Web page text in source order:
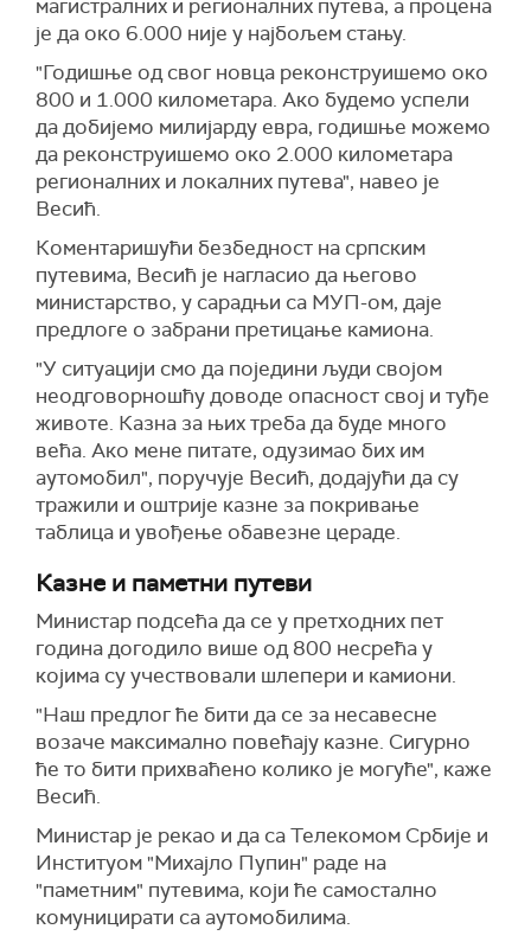
магистралних и регионалних путева, а процена
је да око 6.000 није у најбољем стању.
"Годишње од свог новца реконструишемо око
800 и 1.000 километара. Ако будемо успели
да добијемо милијарду евра, годишње можемо
да реконструишемо око 2.000 километара
регионалних и локалних путева", навео је
Весић.
Коментаришући безбедност на српским
путевима, Весић је нагласио да његово
министарство, у сарадњи са МУП-ом, даје
предлоге о забрани претицање камиона.
"У ситуацији смо да поједини људи својом
неодговорношћу доводе опасност свој и туђе
животе. Казна за њих треба да буде много
већа. Ако мене питате, одузимао бих им
аутомобил", поручује Весић, додајући да су
тражили и оштрије казне за покривање
таблица и увођење обавезне цераде.
Казне и паметни путеви
Министар подсећа да се у претходних пет
година догодило више од 800 несрећа у
којима су учествовали шлепери и камиони.
"Наш предлог ће бити да се за несавесне
возаче максимално повећају казне. Сигурно
ће то бити прихваћено колико је могуће", каже
Весић.
Министар је рекао и да са Телекомом Србије и
Институом "Михајло Пупин" раде на
"паметним" путевима, који ће самостално
комуницирати са аутомобилима.